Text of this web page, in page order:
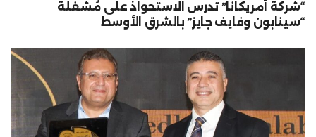
“شركة أمريكانا” تدرس الاستحواذ على مُشغلة
“سينابون وفايف جايز” بالشرق الأوسط